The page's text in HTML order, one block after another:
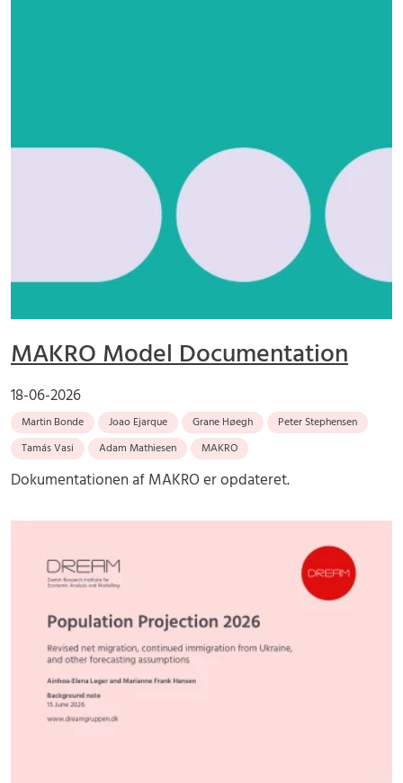
MAKRO Model Documentation
18-06-2026
Martin Bonde Joao Ejarque Grane Høegh
Peter Stephensen
Tamás Vasi
Adam Mathiesen MAKRO
Dokumentationen af MAKRO er opdateret.